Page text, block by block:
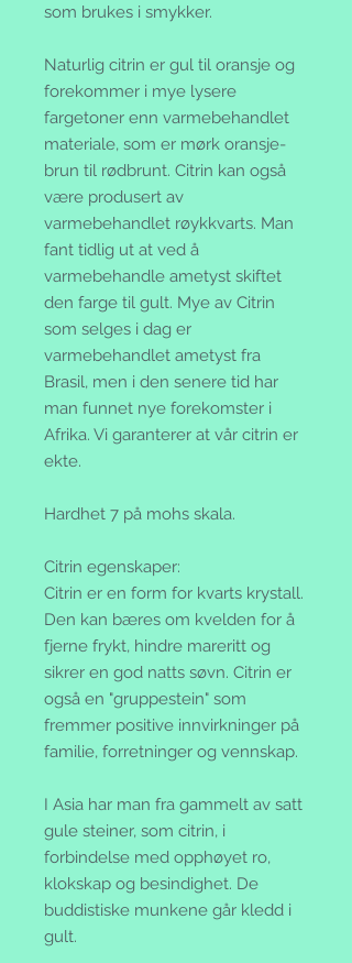
som brukes i smykker.
Naturlig citrin er gul til oransje og
forekommer i mye lysere
fargetoner enn varmebehandlet
materiale, som er mørk oransje-
brun til rødbrunt. Citrin kan også
være produsert av
varmebehandlet røykkvarts. Man
fant tidlig ut at ved å
varmebehandle ametyst skiftet
den farge til gult. Mye av Citrin
som selges i dag er
varmebehandlet ametyst fra
Brasil, men i den senere tid har
man funnet nye forekomster i
Afrika. Vi garanterer at vår citrin er
ekte.
Hardhet 7 på mohs skala.
Citrin egenskaper:
Citrin er en form for kvarts krystall.
Den kan bæres om kvelden for å
fjerne frykt, hindre mareritt og
sikrer en god natts søvn. Citrin er
også en "gruppestein" som
fremmer positive innvirkninger på
familie, forretninger og vennskap.
I Asia har man fra gammelt av satt
gule steiner, som citrin, i
forbindelse med opphøyet ro,
klokskap og besindighet. De
buddistiske munkene går kledd i
gult.